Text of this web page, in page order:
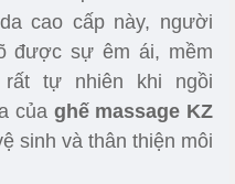
cao cấp này, người
được sự êm ái, mềm
tự nhiên khi ngồi
của ghế massage KZ
sinh và thân thiện môi